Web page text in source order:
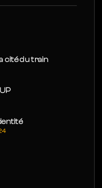
cité du train